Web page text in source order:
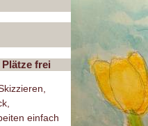
frei
einfach